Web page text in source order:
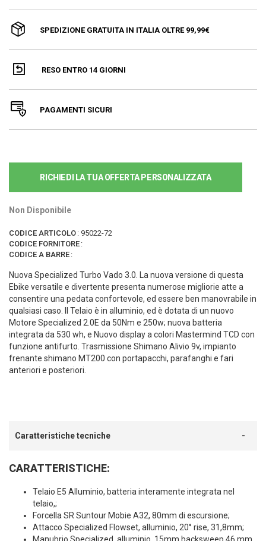
SPEDIZIONE GRATUITA IN ITALIA OLTRE 99,99€
RESO ENTRO 14 GIORNI
PAGAMENTI SICURI
RICHIEDI LA TUA OFFERTA PERSONALIZZATA
Non Disponibile
CODICE ARTICOLO : 95022-72
CODICE FORNITORE :
CODICE A BARRE :
Nuova Specialized Turbo Vado 3.0. La nuova versione di questa
Ebike versatile e divertente presenta numerose migliorie atte a
consentire una pedata confortevole, ed essere ben manovrabile in
qualsiasi caso. Il Telaio è in alluminio, ed è dotata di un nuovo
Motore Specialized 2.0E da 50Nm e 250w; nuova batteria
integrata da 530 wh, e Nuovo display a colori Mastermind TCD con
funzione antifurto. Trasmissione Shimano Alivio 9v, impianto
frenante shimano MT200 con portapacchi, parafanghi e fari
anteriori e posteriori.
Caratteristiche tecniche
CARATTERISTICHE:
Telaio E5 Alluminio, batteria interamente integrata nel
telaio,;
Forcella SR Suntour Mobie A32, 80mm di escursione;
Attacco Specialized Flowset, alluminio, 20° rise, 31,8mm;